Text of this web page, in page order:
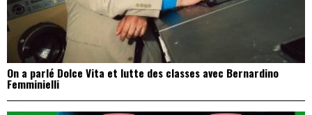
On a parlé Dolce Vita et lutte des classes avec Bernardino
Femminielli